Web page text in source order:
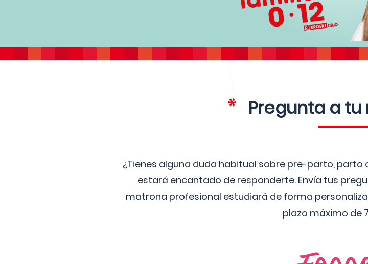
Pregunta a
¿Tienes alguna duda habitual sobre pre-parto,
estará encantado de responderte. Envía tus
matrona profesional estudiará de forma
plazo máximo de